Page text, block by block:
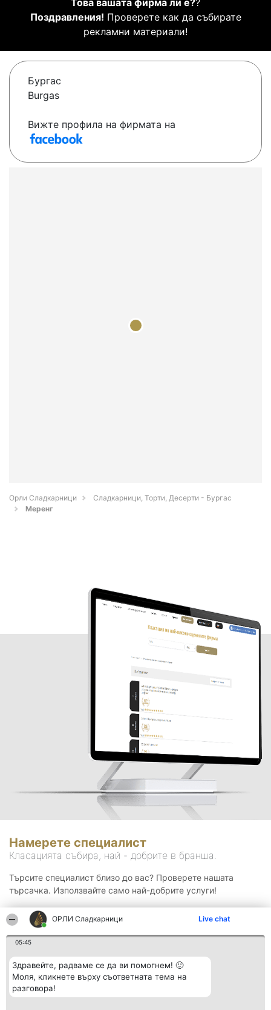
ОРЛИ Сладкарници Live chat
05:45
Здравейте, радваме се да ви помогнем! 🙂
Моля, кликнете върху съответната тема на
разговора!
Това вашата фирма ли е??
Поздравления! Проверете как да събирате
рекламни материали!
Бургас
Burgas
Вижте профила на фирмата на
Орли Сладкарници
Сладкарници, Торти, Десерти - Бургас
Меренг
Намерете специалист
Класацията събира, най - добрите в бранша.
Търсите специалист близо до вас? Проверете нашата
търсачка. Използвайте само най-добрите услуги!